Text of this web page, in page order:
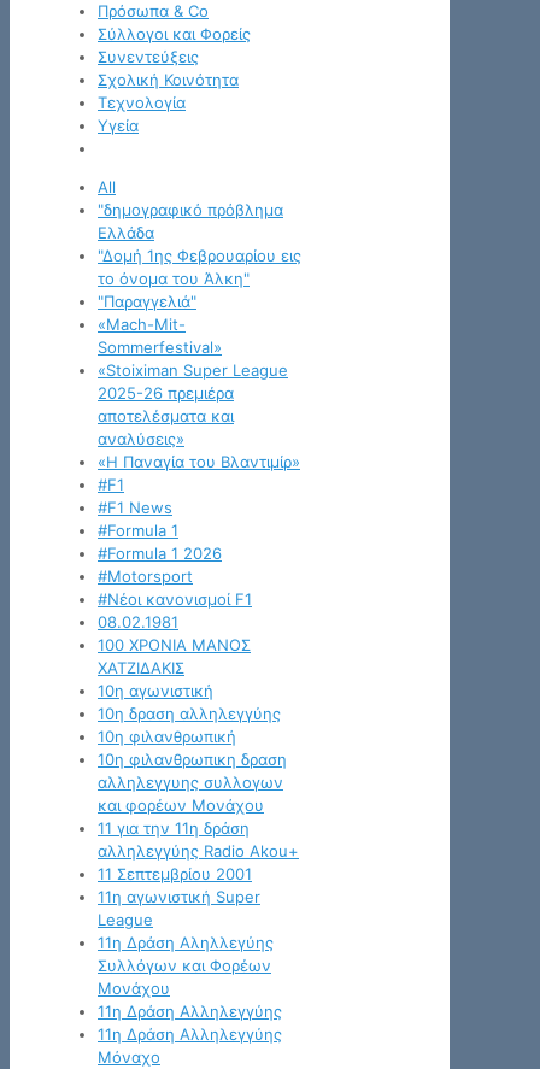
Πρόσωπα & Co
Σύλλογοι και Φορείς
Συνεντεύξεις
Σχολική Κοινότητα
Τεχνολογία
Υγεία
All
"δημογραφικό πρόβλημα
Ελλάδα
"Δομή 1ης Φεβρουαρίου εις
το όνομα του Άλκη"
"Παραγγελιά"
«Mach-Mit-
Sommerfestival»
«Stoiximan Super League
2025-26 πρεμιέρα
αποτελέσματα και
αναλύσεις»
«Η Παναγία του Βλαντιμίρ»
#F1
#F1 News
#Formula 1
#Formula 1 2026
#Motorsport
#Νέοι κανονισμοί F1
08.02.1981
100 ΧΡΟΝΙΑ ΜΑΝΟΣ
ΧΑΤΖΙΔΑΚΙΣ
10η αγωνιστική
10η δραση αλληλεγγύης
10η φιλανθρωπική
10η φιλανθρωπικη δραση
αλληλεγγυης συλλογων
και φορέων Μονάχου
11 για την 11η δράση
αλληλεγγύης Radio Akou+
11 Σεπτεμβρίου 2001
11η αγωνιστική Super
League
11η Δράση Αληλλεγύης
Συλλόγων και Φορέων
Μονάχου
11η Δράση Αλληλεγγύης
11η Δράση Αλληλεγγύης
Μόναχο